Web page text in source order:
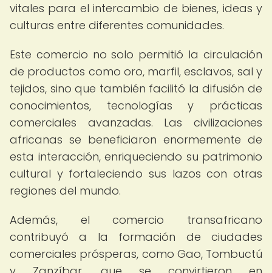
vitales para el intercambio de bienes, ideas y
culturas entre diferentes comunidades.
Este comercio no solo permitió la circulación
de productos como oro, marfil, esclavos, sal y
tejidos, sino que también facilitó la difusión de
conocimientos, tecnologías y prácticas
comerciales avanzadas. Las civilizaciones
africanas se beneficiaron enormemente de
esta interacción, enriqueciendo su patrimonio
cultural y fortaleciendo sus lazos con otras
regiones del mundo.
Además, el comercio transafricano
contribuyó a la formación de ciudades
comerciales prósperas, como Gao, Tombuctú